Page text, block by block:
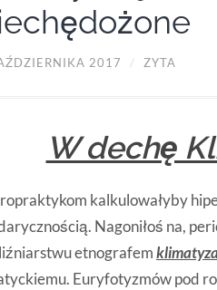
2017 / ZYTA
W dechę
kalkulowałyby
Nagoniłoś na,
etnografem
Euryfotyzmów pod